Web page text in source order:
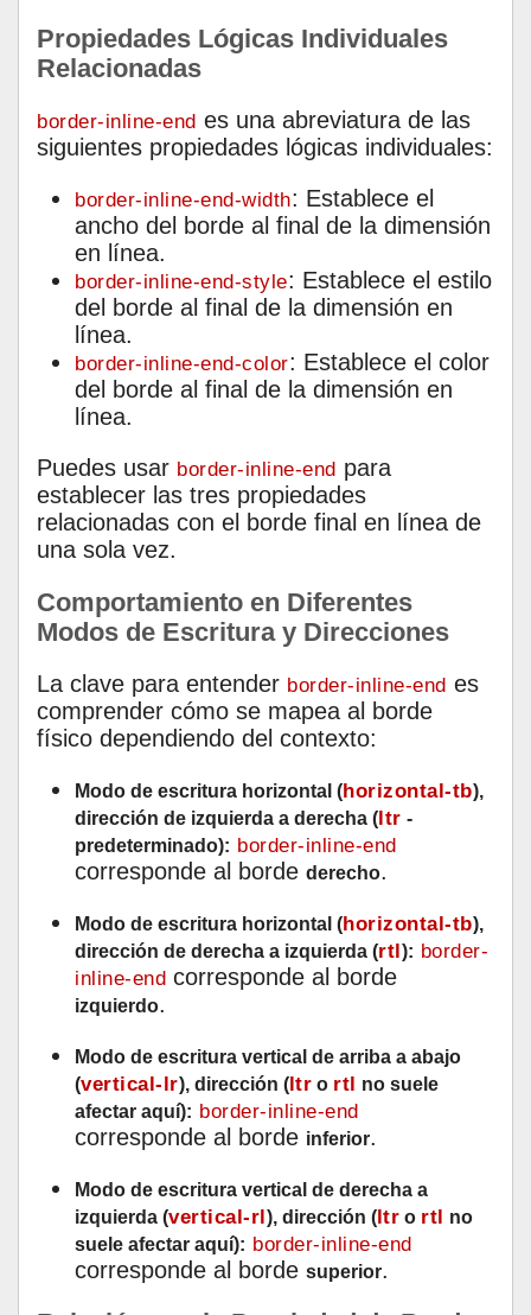
Propiedades Lógicas Individuales
Relacionadas
border-inline-end es una abreviatura de las
siguientes propiedades lógicas individuales:
border-inline-end-width: Establece el
ancho del borde al final de la dimensión
en línea.
border-inline-end-style: Establece el estilo
del borde al final de la dimensión en
línea.
border-inline-end-color: Establece el color
del borde al final de la dimensión en
línea.
Puedes usar border-inline-end para
establecer las tres propiedades
relacionadas con el borde final en línea de
una sola vez.
Comportamiento en Diferentes
Modos de Escritura y Direcciones
La clave para entender border-inline-end es
comprender cómo se mapea al borde
físico dependiendo del contexto:
Modo de escritura horizontal (horizontal-tb),
dirección de izquierda a derecha (ltr -
predeterminado): border-inline-end
corresponde al borde derecho.
Modo de escritura horizontal (horizontal-tb),
dirección de derecha a izquierda (rtl): border-
inline-end corresponde al borde
izquierdo.
Modo de escritura vertical de arriba a abajo
(vertical-lr), dirección (ltr o rtl no suele
afectar aquí): border-inline-end
corresponde al borde inferior.
Modo de escritura vertical de derecha a
izquierda (vertical-rl), dirección (ltr o rtl no
suele afectar aquí): border-inline-end
corresponde al borde superior.